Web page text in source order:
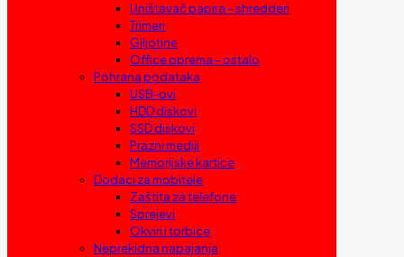
Uništavač papira – shredderi
Trimeri
Giljotine
Office oprema – ostalo
Pohrana podataka
USB-ovi
HDD diskovi
SSD diskovi
Prazni mediji
Memorijske kartice
Dodaci za mobitele
Zaštita za telefone
Sprejevi
Okviri i torbice
Neprekidna napajanja